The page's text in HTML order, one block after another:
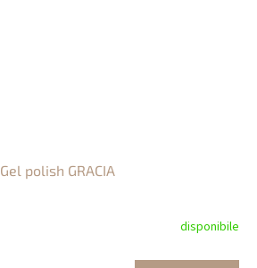
Gel polish GRACIA
disponibile